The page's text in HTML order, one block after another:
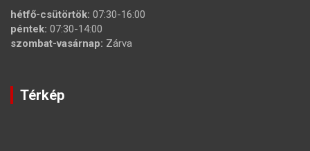
hétfő-csütörtök: 07:30-16:00
péntek: 07:30-14:00
szombat-vasárnap: Zárva
Térkép